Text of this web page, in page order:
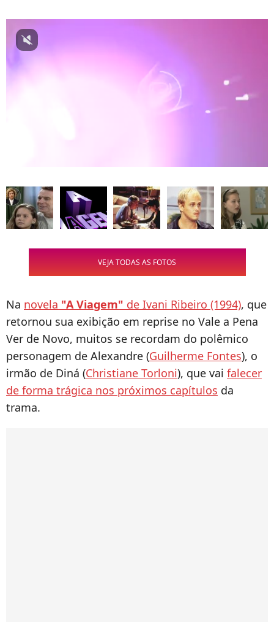
VEJA TODAS AS FOTOS
Na novela "A Viagem" de Ivani Ribeiro (1994), que
retornou sua exibição em reprise no Vale a Pena
Ver de Novo, muitos se recordam do polêmico
personagem de Alexandre (Guilherme Fontes), o
irmão de Diná (Christiane Torloni), que vai falecer
de forma trágica nos próximos capítulos da
trama.